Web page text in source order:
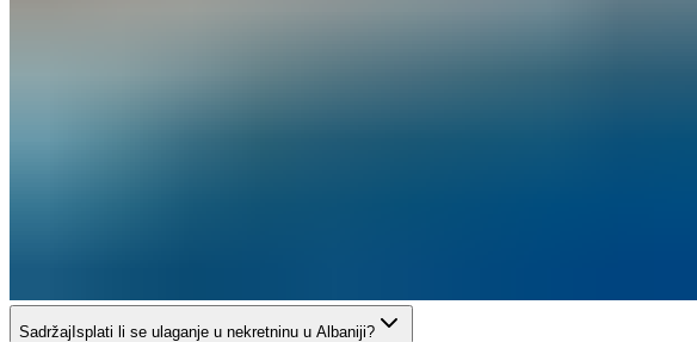
Sadržaj Isplati li se ulaganje u nekretninu u Albaniji?